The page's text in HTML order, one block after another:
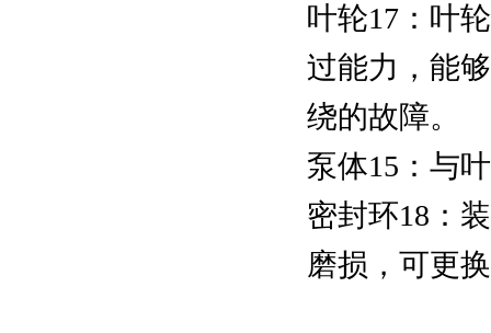
叶轮17：叶
过能力，能
绕的故障。
泵体15：与
密封环18：
磨损，可更